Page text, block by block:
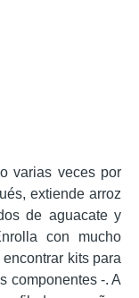
varias veces por
extiende arroz
de aguacate y
con mucho
kits para
componentes -. A